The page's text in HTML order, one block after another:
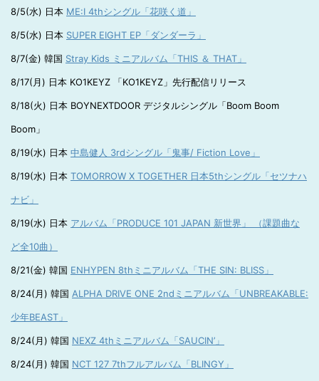
8/5(水) 日本 ME:I 4thシングル「花咲く道」
8/5(水) 日本 SUPER EIGHT EP「ダンダーラ」
8/7(金) 韓国 Stray Kids ミニアルバム「THIS ＆ THAT」
8/17(月) 日本 KO1KEYZ 「KO1KEYZ」先行配信リリース
8/18(火) 日本 BOYNEXTDOOR デジタルシングル「Boom Boom
Boom」
8/19(水) 日本 中島健人 3rdシングル「鬼事/ Fiction Love」
8/19(水) 日本 TOMORROW X TOGETHER 日本5thシングル「セツナハ
ナビ」
8/19(水) 日本 アルバム「PRODUCE 101 JAPAN 新世界」 （課題曲な
ど全10曲）
8/21(金) 韓国 ENHYPEN 8thミニアルバム「THE SIN: BLISS」
8/24(月) 韓国 ALPHA DRIVE ONE 2ndミニアルバム「UNBREAKABLE:
少年BEAST」
8/24(月) 韓国 NEXZ 4thミニアルバム「SAUCIN’」
8/24(月) 韓国 NCT 127 7thフルアルバム「BLINGY」